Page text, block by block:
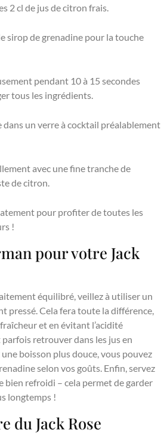
2 cl de jus de citron frais.
sirop de grenadine pour la touche
pendant 10 à 15 secondes
tous les ingrédients.
dans un verre à cocktail préalablement
avec une fine tranche de
de citron.
pour profiter de toutes les
!
pour votre Jack
équilibré, veillez à utiliser un
pressé. Cela fera toute la différence,
et en évitant l’acidité
retrouver dans les jus en
boisson plus douce, vous pouvez
selon vos goûts. Enfin, servez
bien refroidi – cela permet de garder
longtemps !
du Jack Rose